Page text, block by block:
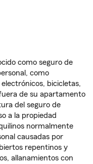
como seguro de
como
bicicletas,
de su apartamento
del seguro de
a la propiedad
normalmente
causadas por
repentinos y
allanamientos con